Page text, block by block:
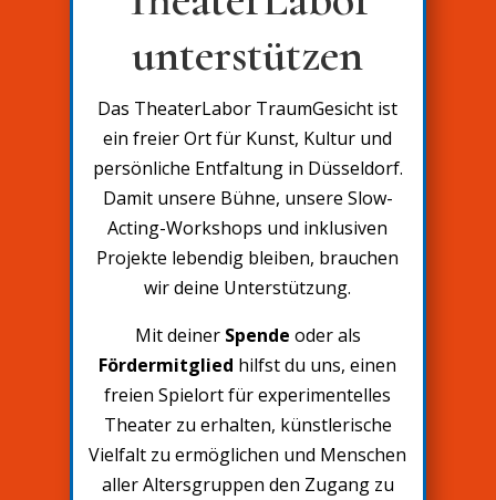
unterstützen
Das TheaterLabor TraumGesicht ist
ein freier Ort für Kunst, Kultur und
persönliche Entfaltung in Düsseldorf.
Damit unsere Bühne, unsere Slow-
Acting-Workshops und inklusiven
Projekte lebendig bleiben, brauchen
wir deine Unterstützung.
Mit deiner Spende oder als
Fördermitglied hilfst du uns, einen
freien Spielort für experimentelles
Theater zu erhalten, künstlerische
Vielfalt zu ermöglichen und Menschen
aller Altersgruppen den Zugang zu